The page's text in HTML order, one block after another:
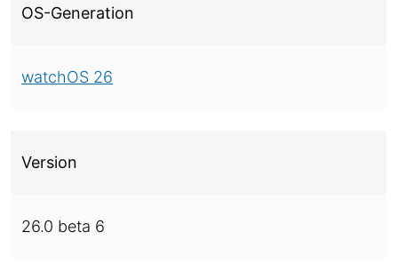
OS-Generation
watchOS 26
Version
26.0 beta 6